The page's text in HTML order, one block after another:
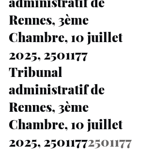
Rennes, 3ème
Chambre, 10 juillet
2025, 2501177
Tribunal
administratif de
Rennes, 3ème
Chambre, 10 juillet
2025, 25011772501177